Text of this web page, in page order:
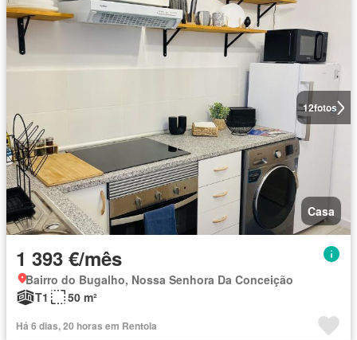
12fotos
Casa
1 393 €/mês
Bairro do Bugalho, Nossa Senhora Da Conceição
T1
50 m²
Há 6 dias, 20 horas em Rentola